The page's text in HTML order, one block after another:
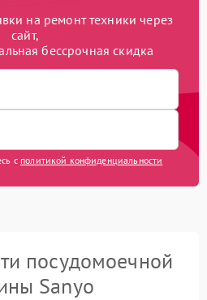
на ремонт техники через
сайт,
бессрочная скидка
с политикой конфиденциальности
посудомоечной
Sanyo